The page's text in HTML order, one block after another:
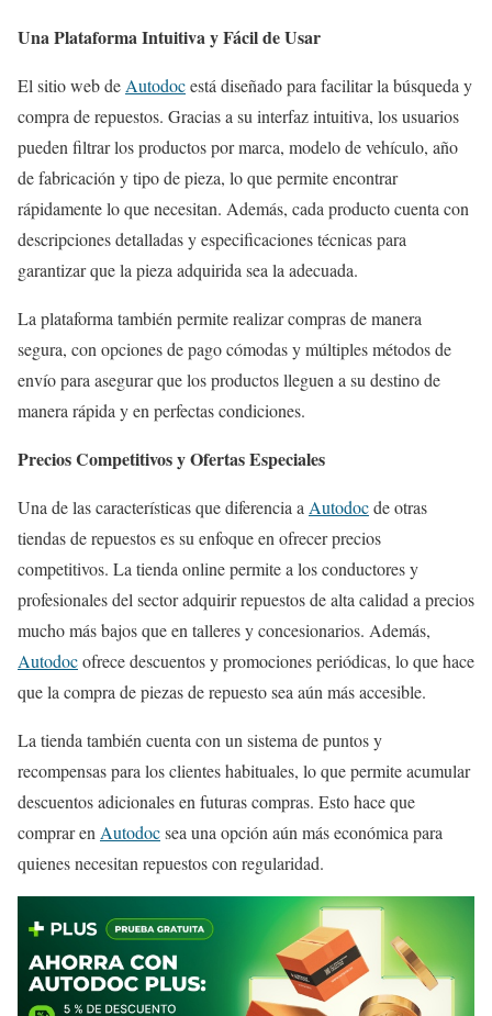
Una Plataforma Intuitiva y Fácil de Usar
El sitio web deAutodocestá diseñado para facilitar la búsqueda y
compra de repuestos. Gracias a su interfaz intuitiva, los usuarios
pueden filtrar los productos por marca, modelo de vehículo, año
de fabricación y tipo de pieza, lo que permite encontrar
rápidamente lo que necesitan. Además, cada producto cuenta con
descripciones detalladas y especificaciones técnicas para
garantizar que la pieza adquirida sea la adecuada.
La plataforma también permite realizar compras de manera
segura, con opciones de pago cómodas y múltiples métodos de
envío para asegurar que los productos lleguen a su destino de
manera rápida y en perfectas condiciones.
Precios Competitivos y Ofertas Especiales
Una de las características que diferencia aAutodocde otras
tiendas de repuestos es su enfoque en ofrecer precios
competitivos. La tienda online permite a los conductores y
profesionales del sector adquirir repuestos de alta calidad a precios
mucho más bajos que en talleres y concesionarios. Además,
Autodocofrece descuentos y promociones periódicas, lo que hace
que la compra de piezas de repuesto sea aún más accesible.
La tienda también cuenta con un sistema de puntos y
recompensas para los clientes habituales, lo que permite acumular
descuentos adicionales en futuras compras. Esto hace que
comprar enAutodocsea una opción aún más económica para
quienes necesitan repuestos con regularidad.